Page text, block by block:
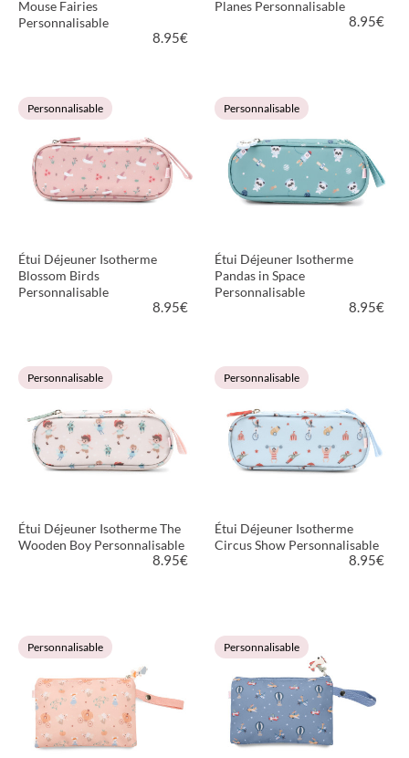
Mouse Fairies
Personnalisable
8.95€
VOIR LE PRODUIT
Planes Personnalisable
8.95€
VOIR LE PRODUIT
Personnalisable
Étui Déjeuner Isotherme
Blossom Birds
Personnalisable
8.95€
VOIR LE PRODUIT
Personnalisable
Étui Déjeuner Isotherme
Pandas in Space
Personnalisable
8.95€
VOIR LE PRODUIT
Personnalisable
Étui Déjeuner Isotherme The
Wooden Boy Personnalisable
8.95€
VOIR LE PRODUIT
Personnalisable
Étui Déjeuner Isotherme
Circus Show Personnalisable
8.95€
VOIR LE PRODUIT
Personnalisable Personnalisable